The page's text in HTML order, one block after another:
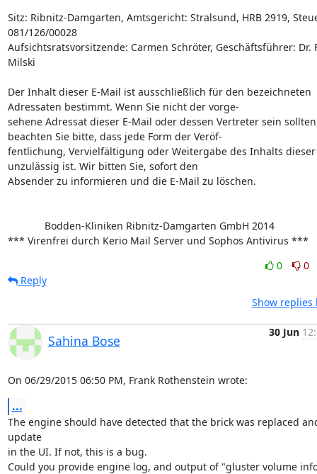
Sitz: Ribnitz-Damgarten, Amtsgericht: Stralsund, HRB 2919,
081/126/00028
Aufsichtsratsvorsitzende: Carmen Schröter, Geschäftsführer: Dr.
Milski
Der Inhalt dieser E-Mail ist ausschließlich für den bezeichneten
Adressaten bestimmt. Wenn Sie nicht der vorge-
sehene Adressat dieser E-Mail oder dessen Vertreter sein
beachten Sie bitte, dass jede Form der Veröf-
fentlichung, Vervielfältigung oder Weitergabe des Inhalts dieser
unzulässig ist. Wir bitten Sie, sofort den
Absender zu informieren und die E-Mail zu löschen.
*** Virenfrei durch Kerio Mail Server und Sophos Antivirus ***
0
0
Reply
Show replies
Sahina Bose
30 Jun
On 06/29/2015 06:50 PM, Frank Rothenstein wrote:
...
The engine should have detected that the brick was replaced
update
in the UI. If not, this is a bug.
Could you provide engine log, and output of "gluster volume